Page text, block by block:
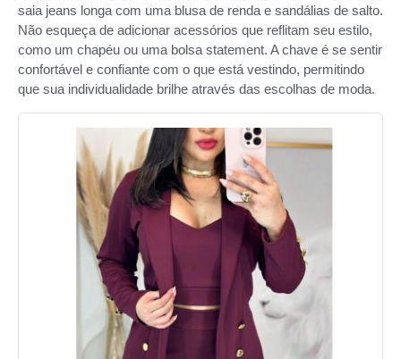
saia jeans longa com uma blusa de renda e sandálias de salto.
Não esqueça de adicionar acessórios que reflitam seu estilo,
como um chapéu ou uma bolsa statement. A chave é se sentir
confortável e confiante com o que está vestindo, permitindo
que sua individualidade brilhe através das escolhas de moda.